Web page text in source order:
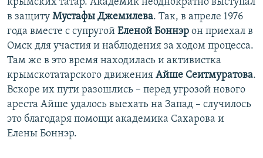
крымских татар. Академик неоднократно выступал
в защиту Мустафы Джемилева. Так, в апреле 1976
года вместе с супругой Еленой Боннэр он приехал в
Омск для участия и наблюдения за ходом процесса.
Там же в это время находилась и активистка
крымскотатарского движения Айше Сеитмуратова.
Вскоре их пути разошлись – перед угрозой нового
ареста Айше удалось выехать на Запад – случилось
это благодаря помощи академика Сахарова и
Елены Боннэр.